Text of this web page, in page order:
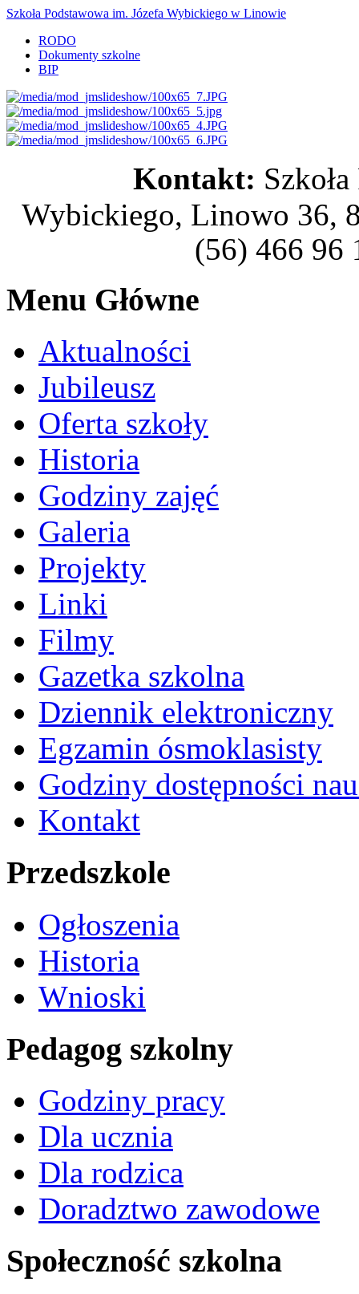
Szkoła Podstawowa im. Józefa Wybickiego w Linowie
RODO
Dokumenty szkolne
BIP
Kontakt:
Wybickiego, Linowo 36,
(56) 466 96
Menu Główne
Aktualności
Jubileusz
Oferta szkoły
Historia
Godziny zajęć
Galeria
Projekty
Linki
Filmy
Gazetka szkolna
Dziennik elektroniczny
Egzamin ósmoklasisty
Godziny dostępności
Kontakt
Przedszkole
Ogłoszenia
Historia
Wnioski
Pedagog szkolny
Godziny pracy
Dla ucznia
Dla rodzica
Doradztwo zawodowe
Społeczność szkolna